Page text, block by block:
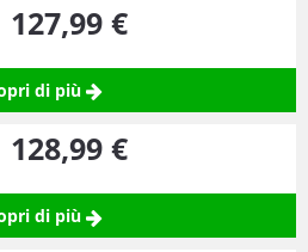
127,99 €
di più
128,99 €
di più